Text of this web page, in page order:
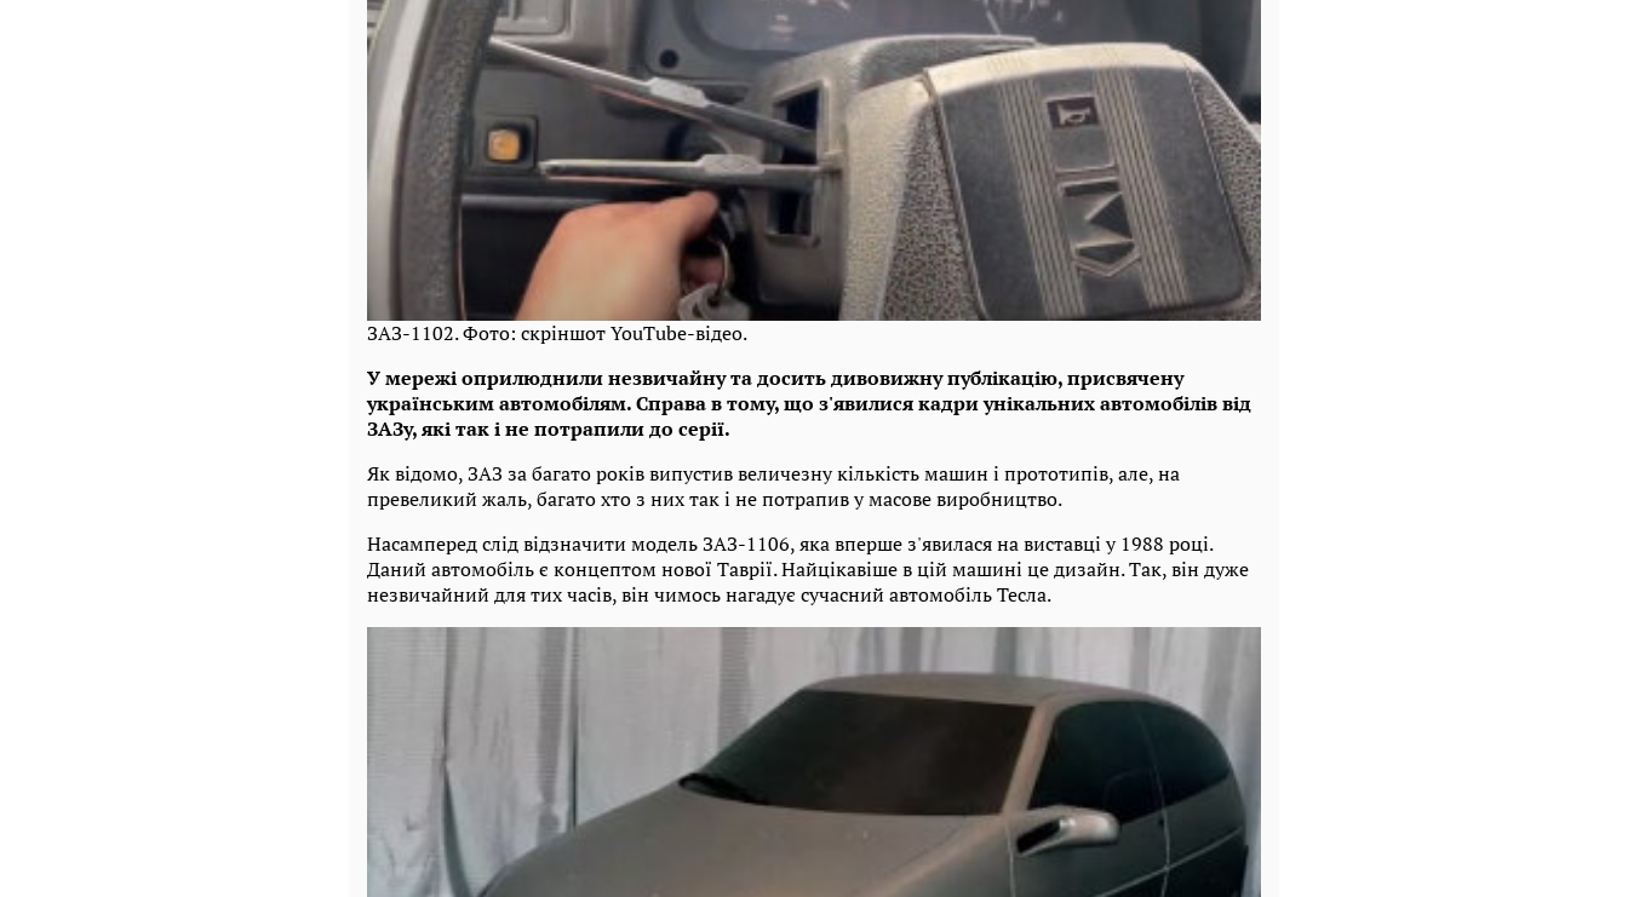
ЗАЗ-1102. Фото: скріншот YouTube-відео.
У мережі оприлюднили незвичайну та досить дивовижну публікацію, присвячену
українським автомобілям. Справа в тому, що з'явилися кадри унікальних автомобілів від
ЗАЗу, які так і не потрапили до серії.
Як відомо, ЗАЗ за багато років випустив величезну кількість машин і прототипів, але, на
превеликий жаль, багато хто з них так і не потрапив у масове виробництво.
Насамперед слід відзначити модель ЗАЗ-1106, яка вперше з'явилася на виставці у 1988 році.
Даний автомобіль є концептом нової Таврії. Найцікавіше в цій машині це дизайн. Так, він дуже
незвичайний для тих часів, він чимось нагадує сучасний автомобіль Тесла.